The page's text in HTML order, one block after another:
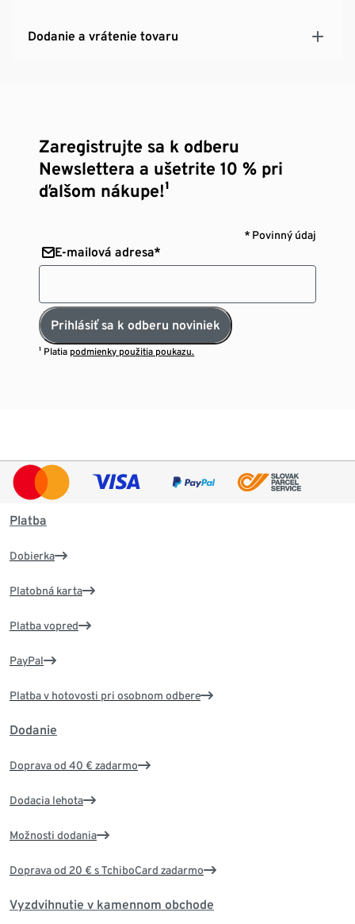
Dodanie a vrátenie tovaru
Zaregistrujte sa k odberu
Newslettera a ušetrite 10 % pri
ďalšom nákupe!¹
* Povinný údaj
E-mailová adresa*
Prihlásiť sa k odberu noviniek
¹ Platia podmienky použitia poukazu.
Platba
Dobierka
Platobná karta
Platba vopred
PayPal
Platba v hotovosti pri osobnom odbere
Dodanie
Doprava od 40 € zadarmo
Dodacia lehota
Možnosti dodania
Doprava od 20 € s TchiboCard zadarmo
Vyzdvihnutie v kamennom obchode